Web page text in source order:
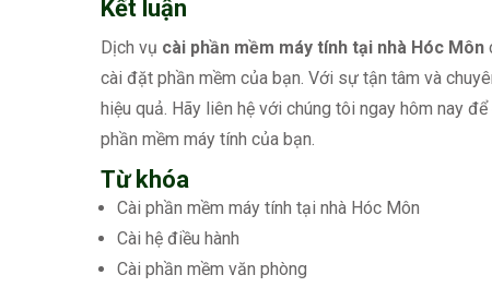
Kết luận
Dịch vụ cài phần mềm máy tính tại nhà Hóc Môn
cài đặt phần mềm của bạn. Với sự tận tâm và
hiệu quả. Hãy liên hệ với chúng tôi ngay hôm nay
phần mềm máy tính của bạn.
Từ khóa
Cài phần mềm máy tính tại nhà Hóc Môn
Cài hệ điều hành
Cài phần mềm văn phòng